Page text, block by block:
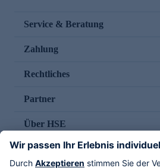
Service & Beratung
Zahlung
Rechtliches
Partner
Über HSE
Im TV